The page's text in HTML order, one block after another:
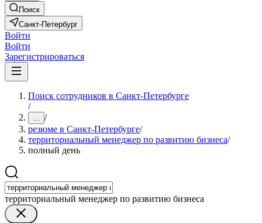
Поиск
Санкт-Петербург
Войти
Войти
Зарегистрироваться
Поиск сотрудников в Санкт-Петербурге
/
... /
резюме в Санкт-Петербурге/
территориальный менеджер по развитию бизнеса/
полный день
территориальный менеджер по развитию бизнеса